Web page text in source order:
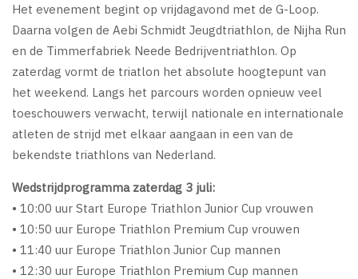
Het evenement begint op vrijdagavond met de G-Loop.
Daarna volgen de Aebi Schmidt Jeugdtriathlon, de Nijha Run
en de Timmerfabriek Neede Bedrijventriathlon. Op
zaterdag vormt de triatlon het absolute hoogtepunt van
het weekend. Langs het parcours worden opnieuw veel
toeschouwers verwacht, terwijl nationale en internationale
atleten de strijd met elkaar aangaan in een van de
bekendste triathlons van Nederland.
Wedstrijdprogramma zaterdag 3 juli:
• 10:00 uur Start Europe Triathlon Junior Cup vrouwen
• 10:50 uur Europe Triathlon Premium Cup vrouwen
• 11:40 uur Europe Triathlon Junior Cup mannen
• 12:30 uur Europe Triathlon Premium Cup mannen